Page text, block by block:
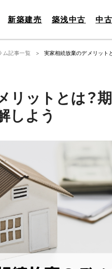
新築建売 築浅中古 中
ム記事一覧 実家相続放棄のデメリット
リットとは？
しよう